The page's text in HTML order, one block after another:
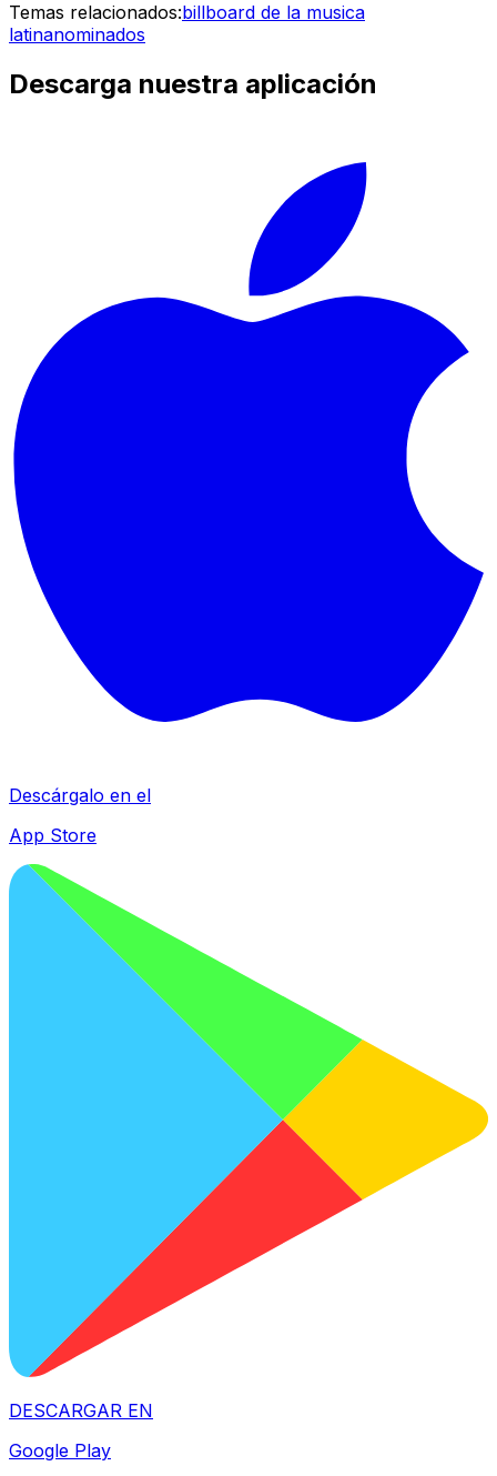
Temas relacionados:billboard de la musica
latinanominados
Descarga nuestra aplicación
Descárgalo en el
App Store
DESCARGAR EN
Google Play